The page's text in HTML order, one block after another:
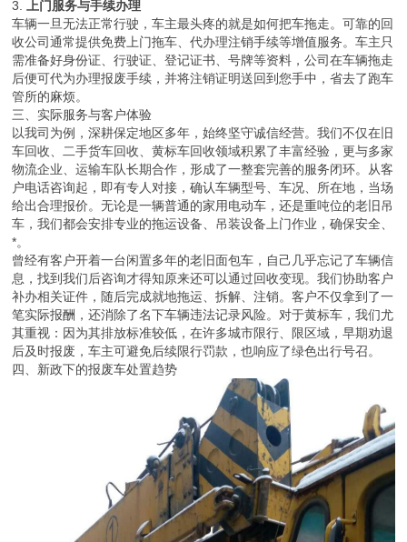
3.
上门服务与手续办理
车辆一旦无法正常行驶，车主最头疼的就是如何把车拖走。可靠的回
收公司通常提供免费上门拖车、代办理注销手续等增值服务。车主只
需准备好身份证、行驶证、登记证书、号牌等资料，公司在车辆拖走
后便可代为办理报废手续，并将注销证明送回到您手中，省去了跑车
管所的麻烦。
三、实际服务与客户体验
以我司为例，深耕保定地区多年，始终坚守诚信经营。我们不仅在旧
车回收、二手货车回收、黄标车回收领域积累了丰富经验，更与多家
物流企业、运输车队长期合作，形成了一整套完善的服务闭环。从客
户电话咨询起，即有专人对接，确认车辆型号、车况、所在地，当场
给出合理报价。无论是一辆普通的家用电动车，还是重吨位的老旧吊
车，我们都会安排专业的拖运设备、吊装设备上门作业，确保安全、
*。
曾经有客户开着一台闲置多年的老旧面包车，自己几乎忘记了车辆信
息，找到我们后咨询才得知原来还可以通过回收变现。我们协助客户
补办相关证件，随后完成就地拖运、拆解、注销。客户不仅拿到了一
笔实际报酬，还消除了名下车辆违法记录风险。对于黄标车，我们尤
其重视：因为其排放标准较低，在许多城市限行、限区域，早期劝退
后及时报废，车主可避免后续限行罚款，也响应了绿色出行号召。
四、新政下的报废车处置趋势